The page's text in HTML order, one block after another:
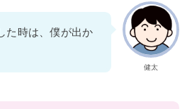
健太
た時は、僕が出か